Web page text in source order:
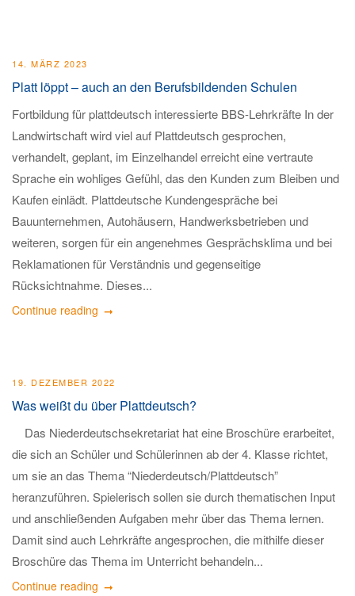
14. MÄRZ 2023
Platt löppt – auch an den Berufsbildenden Schulen
Fortbildung für plattdeutsch interessierte BBS-Lehrkräfte In der
Landwirtschaft wird viel auf Plattdeutsch gesprochen,
verhandelt, geplant, im Einzelhandel erreicht eine vertraute
Sprache ein wohliges Gefühl, das den Kunden zum Bleiben und
Kaufen einlädt. Plattdeutsche Kundengespräche bei
Bauunternehmen, Autohäusern, Handwerksbetrieben und
weiteren, sorgen für ein angenehmes Gesprächsklima und bei
Reklamationen für Verständnis und gegenseitige
Rücksichtnahme. Dieses...
Continue reading
19. DEZEMBER 2022
Was weißt du über Plattdeutsch?
Das Niederdeutschsekretariat hat eine Broschüre erarbeitet,
die sich an Schüler und Schülerinnen ab der 4. Klasse richtet,
um sie an das Thema “Niederdeutsch/Plattdeutsch”
heranzuführen. Spielerisch sollen sie durch thematischen Input
und anschließenden Aufgaben mehr über das Thema lernen.
Damit sind auch Lehrkräfte angesprochen, die mithilfe dieser
Broschüre das Thema im Unterricht behandeln...
Continue reading